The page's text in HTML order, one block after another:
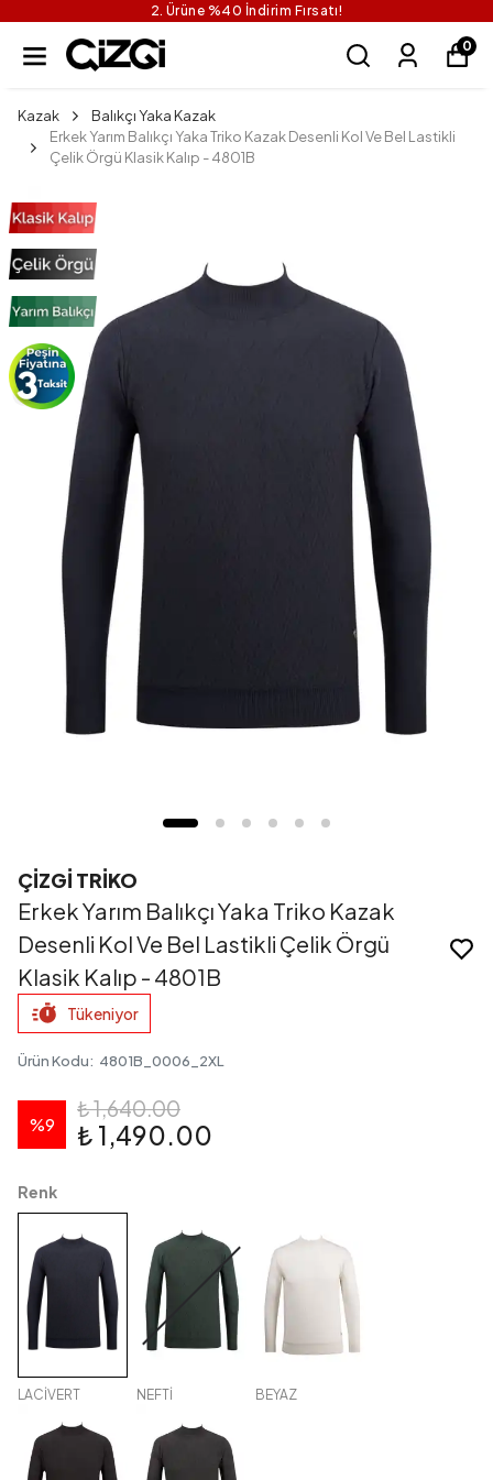
2. Ürüne %40 İndirim Fırsatı!
0
Kazak
Balıkçı Yaka Kazak
Erkek Yarım Balıkçı Yaka Triko Kazak Desenli Kol Ve Bel Lastikli
Çelik Örgü Klasik Kalıp - 4801B
ÇİZGİ TRİKO
Erkek Yarım Balıkçı Yaka Triko Kazak
Desenli Kol Ve Bel Lastikli Çelik Örgü
Klasik Kalıp - 4801B
Tükeniyor
Ürün Kodu: 4801B_0006_2XL
%9
₺ 1,640.00
₺ 1,490.00
Renk
LACİVERT NEFTİ BEYAZ